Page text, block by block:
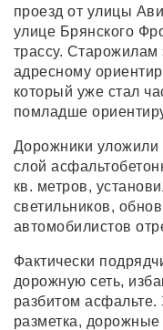
проезд от улицы
улице Брянского
трассу. Старожилам
адресному
который уже стал
помладше
Дорожники
слой
кв. метров,
светильников,
автомобилистов
Фактически
дорожную сеть,
разбитом
разметка,